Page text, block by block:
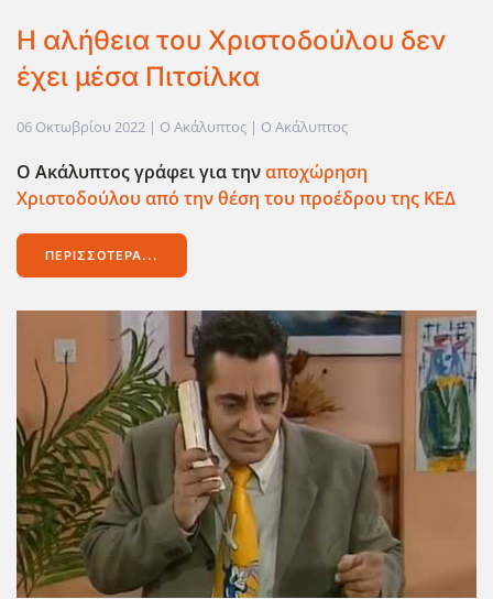
Η αλήθεια του Χριστοδούλου δεν
έχει μέσα Πιτσίλκα
06 Οκτωβρίου 2022 | Ο Ακάλυπτος | Ο Ακάλυπτος
Ο Ακάλυπτος γράφει για τηναποχώρηση
Χριστοδούλου από την θέση του προέδρου της ΚΕΔ
ΠΕΡΙΣΣΌΤΕΡΑ...